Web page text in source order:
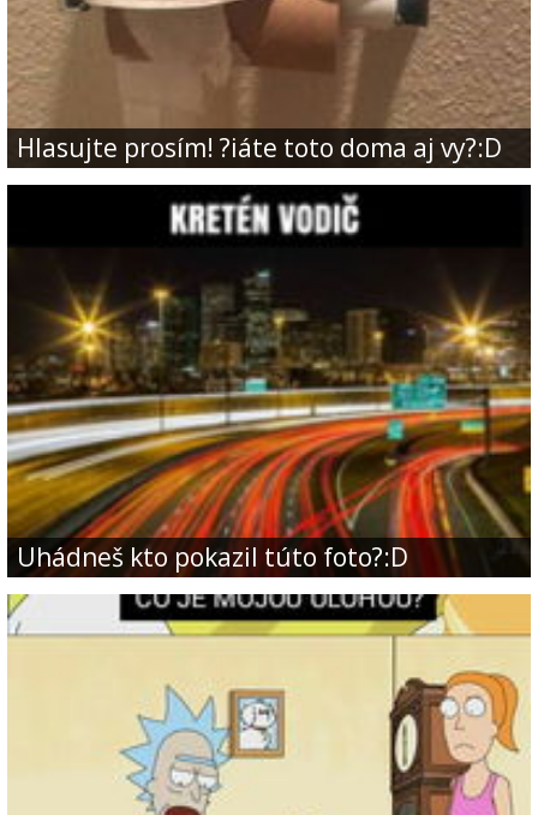
Hlasujte prosím! ?iáte toto doma aj vy?:D
Uhádneš kto pokazil túto foto?:D